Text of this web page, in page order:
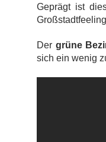
Geprägt ist
Der grüne
sich ein wenig